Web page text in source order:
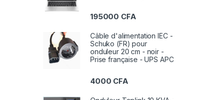
195000 CFA
Câble d'alimentation IEC -
Schuko (FR) pour
onduleur 20 cm - noir -
Prise française - UPS APC
4000 CFA